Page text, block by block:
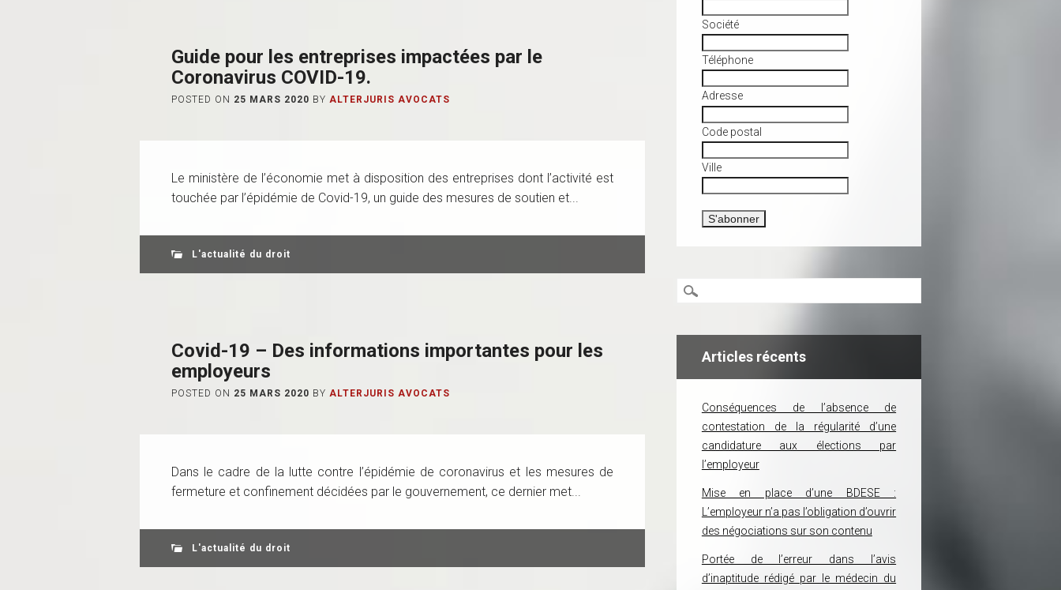
Guide pour les entreprises impactées par le
Coronavirus COVID-19.
POSTED ON 25 MARS 2020 BY ALTERJURIS AVOCATS
Le ministère de l’économie met à disposition des entreprises dont l’activité est
touchée par l’épidémie de Covid-19, un guide des mesures de soutien et...
L'actualité du droit
Covid-19 – Des informations importantes pour les
employeurs
POSTED ON 25 MARS 2020 BY ALTERJURIS AVOCATS
Dans le cadre de la lutte contre l’épidémie de coronavirus et les mesures de
fermeture et confinement décidées par le gouvernement, ce dernier met...
L'actualité du droit
Société
Téléphone
Adresse
Code postal
Ville
Articles récents
Conséquences de l’absence de
contestation de la régularité d’une
candidature aux élections par
l’employeur
Mise en place d’une BDESE :
L’employeur n’a pas l’obligation d’ouvrir
des négociations sur son contenu
Portée de l’erreur dans l’avis
d’inaptitude rédigé par le médecin du